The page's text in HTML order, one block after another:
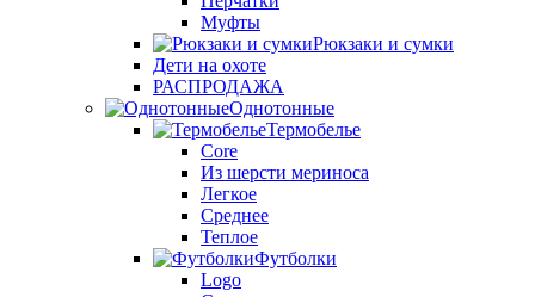
Муфты
Рюкзаки и сумки
Дети на охоте
РАСПРОДАЖА
Однотонные
Термобелье
Core
Из шерсти мериноса
Легкое
Среднее
Теплое
Футболки
Logo